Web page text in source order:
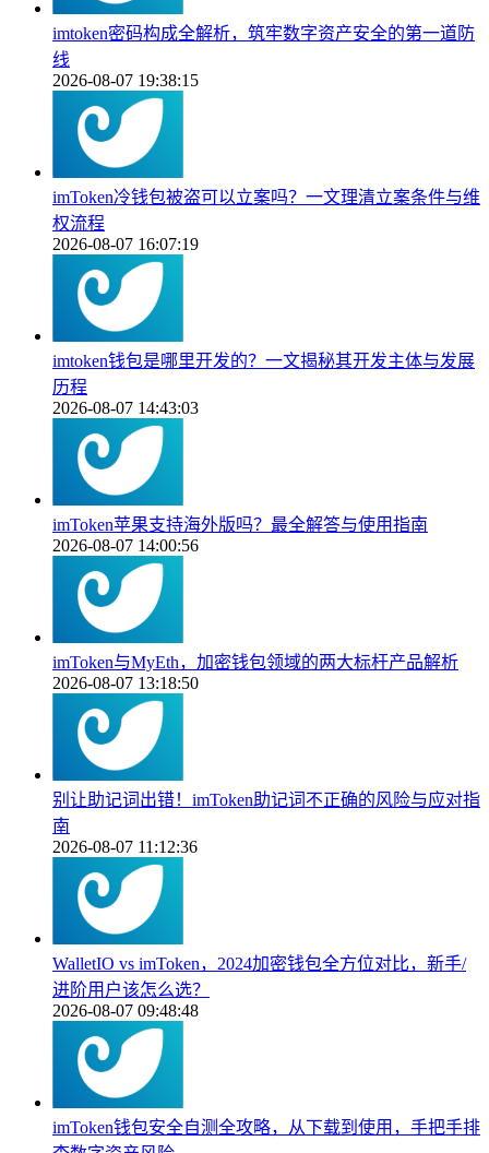
imtoken密码构成全解析，筑牢数字资产安全的第一道防
线
2026-08-07 19:38:15
imToken冷钱包被盗可以立案吗？一文理清立案条件与维
权流程
2026-08-07 16:07:19
imtoken钱包是哪里开发的？一文揭秘其开发主体与发展
历程
2026-08-07 14:43:03
imToken苹果支持海外版吗？最全解答与使用指南
2026-08-07 14:00:56
imToken与MyEth，加密钱包领域的两大标杆产品解析
2026-08-07 13:18:50
别让助记词出错！imToken助记词不正确的风险与应对指
南
2026-08-07 11:12:36
WalletIO vs imToken，2024加密钱包全方位对比，新手/
进阶用户该怎么选？
2026-08-07 09:48:48
imToken钱包安全自测全攻略，从下载到使用，手把手排